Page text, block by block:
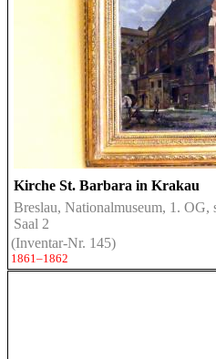
Kirche St. Barbara in Krakau
Breslau, Nationalmuseum, 1. OG,
Saal 2
(Inventar-Nr. 145)
1861–1862